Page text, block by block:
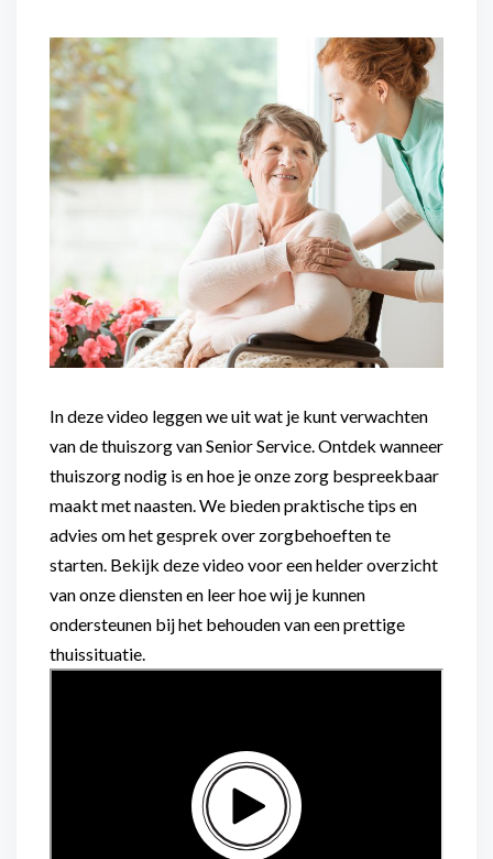
Diensten voor
organisaties
Maaltijdondersteuning
Mantelzorger van de zaak
Altijd in de buurt
Snel geregeld
In deze video leggen we uit wat je kunt verwachten
van de thuiszorg van Senior Service. Ontdek wanneer
thuiszorg nodig is en hoe je onze zorg bespreekbaar
maakt met naasten. We bieden praktische tips en
advies om het gesprek over zorgbehoeften te
starten. Bekijk deze video voor een helder overzicht
van onze diensten en leer hoe wij je kunnen
ondersteunen bij het behouden van een prettige
thuissituatie.